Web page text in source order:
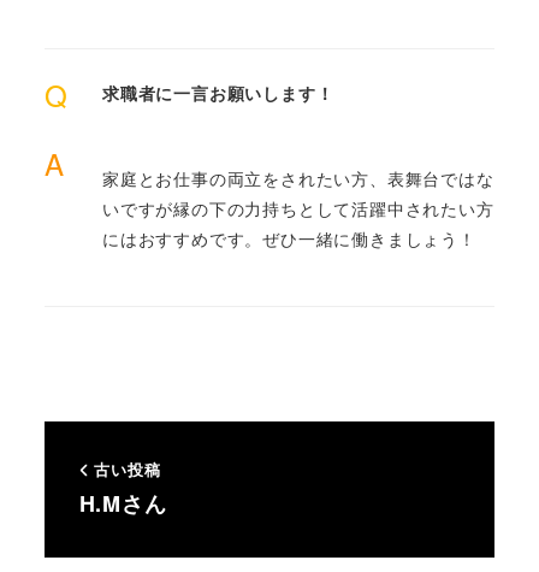
Q 求職者に一言お願いします！
A
家庭とお仕事の両立をされたい方、表舞台ではな
いですが縁の下の力持ちとして活躍中されたい方
にはおすすめです。ぜひ一緒に働きましょう！
古い投稿
H.Mさん